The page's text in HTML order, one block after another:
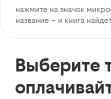
нажмите на значок
название – и книга
Выберите